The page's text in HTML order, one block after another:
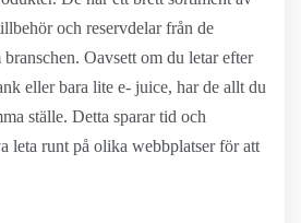
och reservdelar från de
Oavsett om du letar efter
eller bara lite e- juice, har de allt du
ställe. Detta sparar tid och
leta runt på olika webbplatser för att